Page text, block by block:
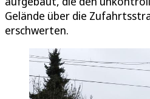
Gelände über die
erschwerten.